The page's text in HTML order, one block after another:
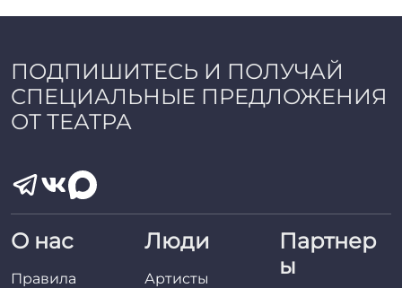
i
n
ПОДПИШИТЕСЬ И ПОЛУЧАЙ
СПЕЦИАЛЬНЫЕ ПРЕДЛОЖЕНИЯ
ОТ ТЕАТРА
О нас
Правила
Люди
Артисты
Партнер
ы